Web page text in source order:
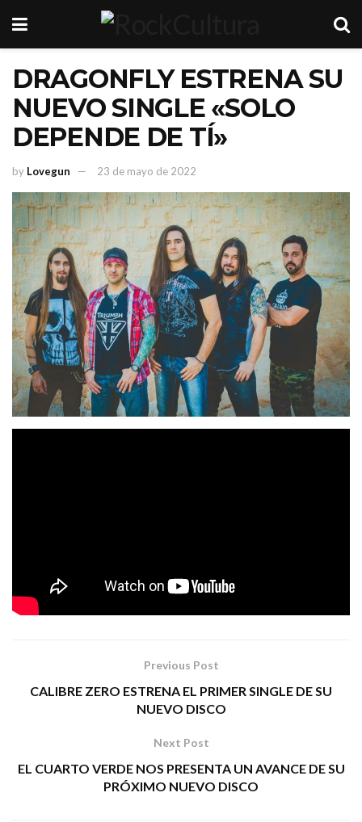
DRAGONFLY ESTRENA SU
NUEVO SINGLE «SOLO
DEPENDE DE TÍ»
by Lovegun 23 de mayo de 2022
Tags:
Previous Post
CALIBRE ZERO ESTRENA EL PRIMER SINGLE DE SU
NUEVO DISCO
Next Post
EL CUARTO VERDE NOS PRESENTA UN AVANCE DE SU
PRÓXIMO NUEVO DISCO